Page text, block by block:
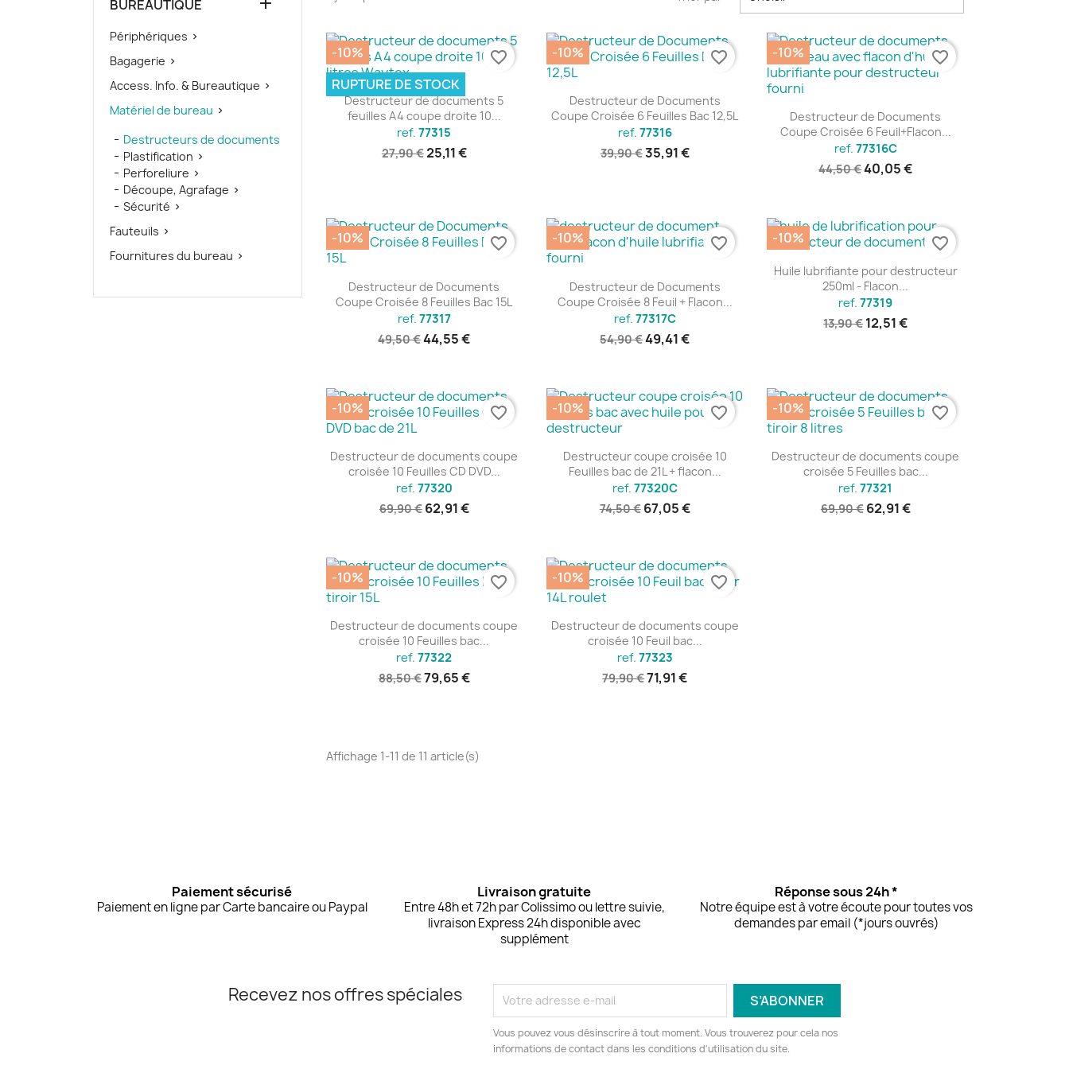
BUREAUTIQUE
Périphériques 
Bagagerie 
Access. Info. & Bureautique 
Matériel de bureau 
Destructeurs de documents
Plastification 
Perforeliure 
Découpe, Agrafage 
Sécurité 
Fauteuils 
Fournitures du bureau 
Aperçu rapide
Destructeur de documents 5
feuilles A4 coupe droite 10...
ref.77315
27,90 €25,11 €
-10%
RUPTURE DE STOCK
favorite_border
Aperçu rapide
Destructeur de Documents
Coupe Croisée 6 Feuilles Bac 12,5L
ref. 77316
39,90 €35,91 €
-10% favorite_border
Aperçu rapide
Destructeur de Documents
Coupe Croisée 6 Feuil+Flacon...
ref. 77316C
44,50 €40,05 €
-10% favorite_border
Aperçu rapide
Destructeur de Documents
Coupe Croisée 8 Feuilles Bac 15L
ref. 77317
49,50 €44,55 €
-10% favorite_border
Aperçu rapide
Destructeur de Documents
Coupe Croisée 8 Feuil + Flacon...
ref. 77317C
54,90 €49,41 €
-10%
favorite_border
Aperçu rapide
Huile lubrifiante pour destructeur
250ml - Flacon...
ref.77319
13,90 €12,51 €
-10% favorite_border
Aperçu rapide
Destructeur de documents coupe
croisée 10 Feuilles CD DVD...
ref. 77320
69,90 € 62,91 €
-10% favorite_border
Aperçu rapide
Destructeur coupe croisée 10
Feuilles bac de 21L + flacon...
ref. 77320C
74,50 € 67,05 €
-10% favorite_border
Aperçu rapide
Destructeur de documents coupe
croisée 5 Feuilles bac...
ref.77321
69,90 € 62,91 €
-10% favorite_border
Aperçu rapide
Destructeur de documents coupe
croisée 10 Feuilles bac...
ref.77322
88,50 €79,65 €
-10% favorite_border
Aperçu rapide
Destructeur de documents coupe
croisée 10 Feuil bac...
ref. 77323
79,90 €71,91 €
-10% favorite_border
Affichage 1-11 de 11 article(s)
Paiement sécurisé
Paiement en ligne par Carte bancaire ou Paypal
Livraison gratuite
Entre 48h et 72h par Colissimo ou lettre suivie,
livraison Express 24h disponible avec
supplément
Réponse sous 24h *
Notre équipe est à votre écoute pour toutes vos
demandes par email (*jours ouvrés)
Recevez nos offres spéciales
Vous pouvez vous désinscrire à tout moment. Vous trouverez pour cela nos
informations de contact dans les conditions d'utilisation du site.